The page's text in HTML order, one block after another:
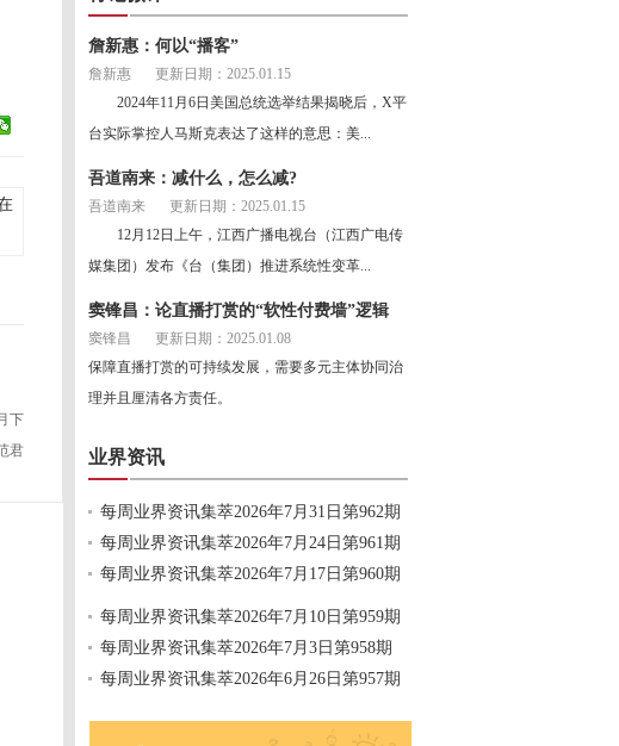
下
君
詹新惠：何以“播客”
詹新惠
更新日期：2025.01.15
2024年11月6日美国总统选举结果揭晓后，X平
台实际掌控人马斯克表达了这样的意思：美...
吾道南来：减什么，怎么减?
吾道南来
更新日期：2025.01.15
12月12日上午，江西广播电视台（江西广电传
媒集团）发布《台（集团）推进系统性变革...
窦锋昌：论直播打赏的“软性付费墙”逻辑
窦锋昌
更新日期：2025.01.08
保障直播打赏的可持续发展，需要多元主体协同治
理并且厘清各方责任。
业界资讯
每周业界资讯集萃2026年7月31日第962期
每周业界资讯集萃2026年7月24日第961期
每周业界资讯集萃2026年7月17日第960期
每周业界资讯集萃2026年7月10日第959期
每周业界资讯集萃2026年7月3日第958期
每周业界资讯集萃2026年6月26日第957期